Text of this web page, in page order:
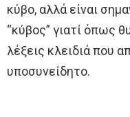
κύβο, αλλά είναι
“κύβος” γιατί όπως
λέξεις κλειδιά που
υποσυνείδητο.